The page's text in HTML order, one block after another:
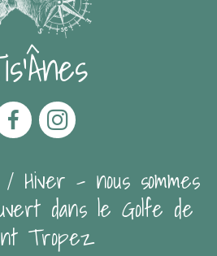
/ Hiver - nous sommes
dans le Golfe de
Tropez